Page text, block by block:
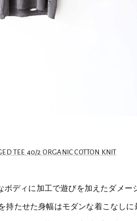
TEE 40/2 ORGANIC COTTON KNIT
ディに加工で遊びを加えたダメー
持たせた身幅はモダンな着こなしに